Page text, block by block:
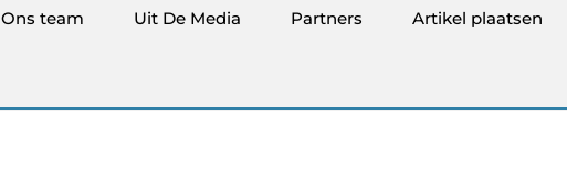
Ons team Uit De Media Partners Artikel plaatsen